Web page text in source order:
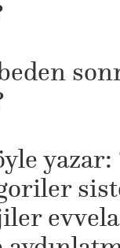
evvela